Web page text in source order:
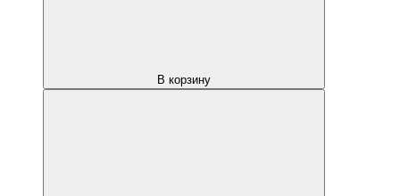
В корзину